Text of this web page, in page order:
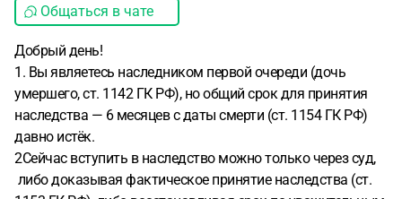
Общаться в чате
Добрый день!
1. Вы являетесь наследником первой очереди (дочь
умершего, ст. 1142 ГК РФ), но общий срок для принятия
наследства — 6 месяцев с даты смерти (ст. 1154 ГК РФ)
давно истёк.
2Сейчас вступить в наследство можно только через суд,
либо доказывая фактическое принятие наследства (ст.